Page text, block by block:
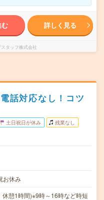
む 詳しく見る
タッフ株式会社
話対応なし！コツ
土日祝日が休み 残業なし
お休み
憩1時間)※9時～16時など時短